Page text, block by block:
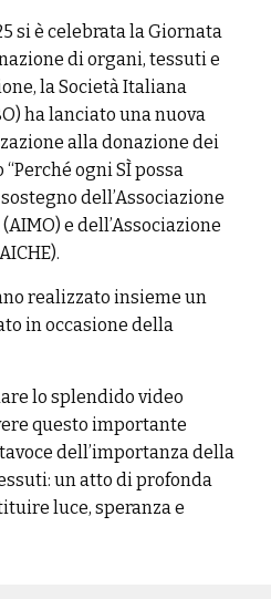
si è celebrata la Giornata
di organi, tessuti e
la Società Italiana
ha lanciato una nuova
alla donazione dei
ogni SÌ possa
dell’Associazione
e dell’Associazione
realizzato insieme un
in occasione della
lo splendido video
questo importante
dell’importanza della
un atto di profonda
luce, speranza e